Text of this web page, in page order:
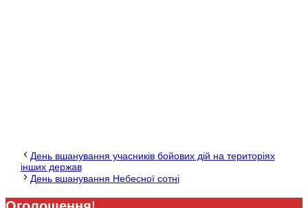
День вшанування учасників бойових дій на територіях
інших держав
День вшанування Небесної сотні